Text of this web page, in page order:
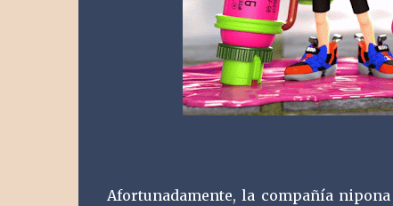
Afortunadamente, la compañía